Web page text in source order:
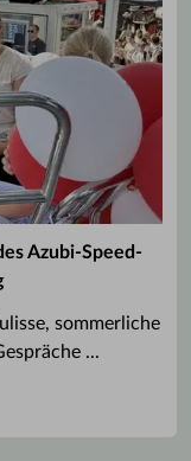
Azubi-Speed-
sommerliche
...